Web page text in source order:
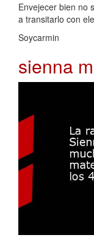
Envejecer bien no
a transitarlo con
Soycarmin
sienna